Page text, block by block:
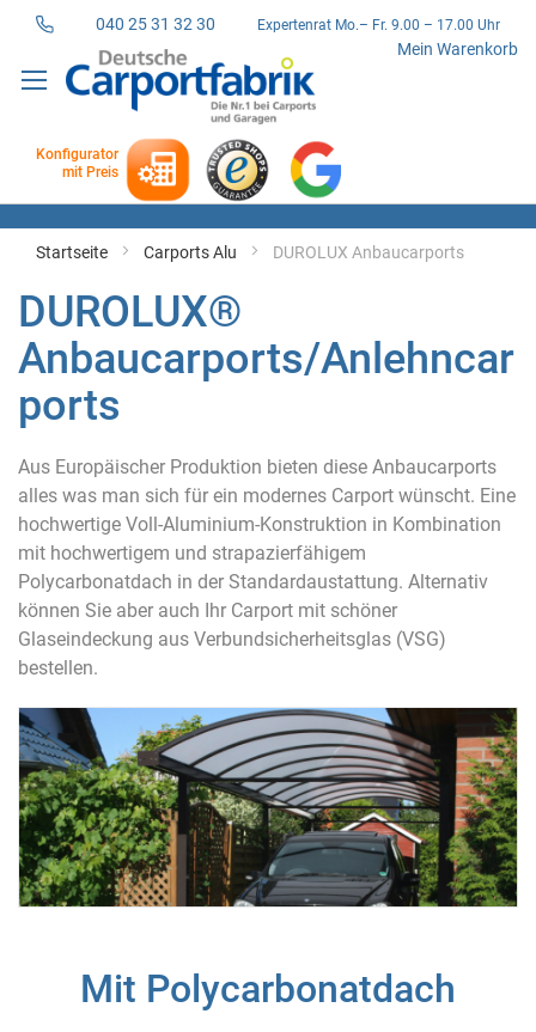
040 25 31 32 30 Expertenrat Mo.– Fr. 9.00 – 17.00 Uhr
Mein Warenkorb
zum
Konfigurator
mit Preis
Startseite Carports Alu DUROLUX Anbaucarports
DUROLUX®
Anbaucarports/Anlehncar
ports
Aus Europäischer Produktion bieten diese Anbaucarports
alles was man sich für ein modernes Carport wünscht. Eine
hochwertige Voll-Aluminium-Konstruktion in Kombination
mit hochwertigem und strapazierfähigem
Polycarbonatdach in der Standardaustattung. Alternativ
können Sie aber auch Ihr Carport mit schöner
Glaseindeckung aus Verbundsicherheitsglas (VSG)
bestellen.
Mit Polycarbonatdach